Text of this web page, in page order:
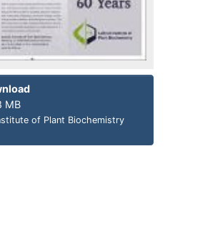
MB
of Plant Biochemistry